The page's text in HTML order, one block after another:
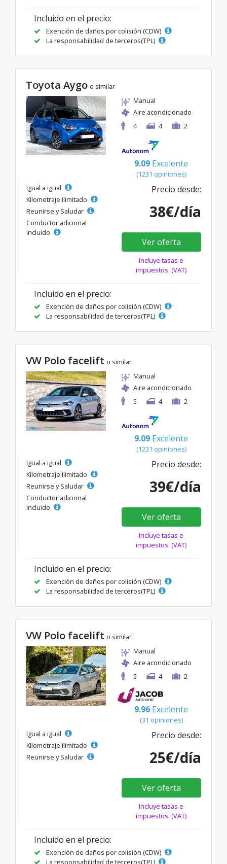
Incluido en el precio:
Exención de daños por colisión (CDW)
La responsabilidad de terceros(TPL)
Toyota Aygo o similar
Manual
Aire acondicionado
4
4 2
9.09 Excelente
(1231 opiniones)
Igual a igual
Kilometraje ilimitado
Reunirse y Saludar
Conductor adicional
incluido
Precio desde:
38€/día
Ver oferta
Incluye tasas e
impuestos. (VAT)
Incluido en el precio:
Exención de daños por colisión (CDW)
La responsabilidad de terceros(TPL)
VW Polo facelift o similar
Manual
Aire acondicionado
5
4 2
9.09 Excelente
(1231 opiniones)
Igual a igual
Kilometraje ilimitado
Reunirse y Saludar
Conductor adicional
incluido
Precio desde:
39€/día
Ver oferta
Incluye tasas e
impuestos. (VAT)
Incluido en el precio:
Exención de daños por colisión (CDW)
La responsabilidad de terceros(TPL)
VW Polo facelift o similar
Manual
Aire acondicionado
5
4 2
9.96 Excelente
(31 opiniones)
Igual a igual
Kilometraje ilimitado
Reunirse y Saludar
Precio desde:
25€/día
Ver oferta
Incluye tasas e
impuestos. (VAT)
Incluido en el precio:
Exención de daños por colisión (CDW)
La responsabilidad de terceros(TPL)